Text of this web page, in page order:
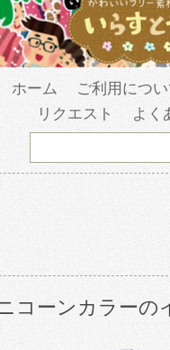
ホーム ご利用につ
リクエスト
よく
コーンカラーの